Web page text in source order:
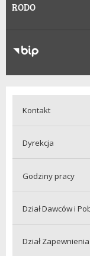
RODO
RODO
Kontakt
Dyrekcja
Godziny pracy
Dział Dawców i
Dział Zapewnienia